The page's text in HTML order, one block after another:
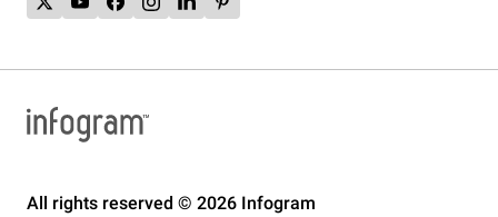
All rights reserved © 2026 Infogram